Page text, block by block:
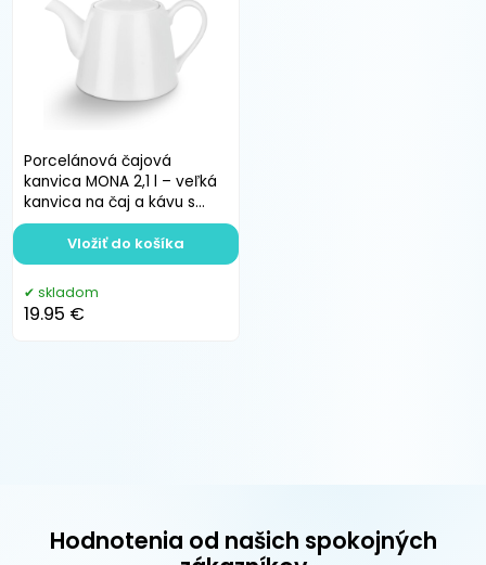
Porcelánová čajová
kanvica MONA 2,1 l – veľká
kanvica na čaj a kávu s
viečkom a výlevkou
skladom
19.95 €
Vložiť do košíka
Hodnotenia od našich spokojných